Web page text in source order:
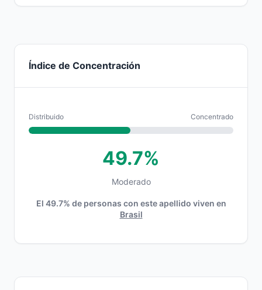
Índice de Concentración
Distribuido Concentrado
49.7%
Moderado
El 49.7% de personas con este apellido viven en
Brasil